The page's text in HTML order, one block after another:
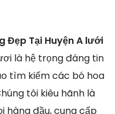
Đẹp Tại Huyện A lưới
là hệ trọng đáng tin
tìm kiếm các bó hoa
tôi kiêu hãnh là
hàng đầu, cung cấp